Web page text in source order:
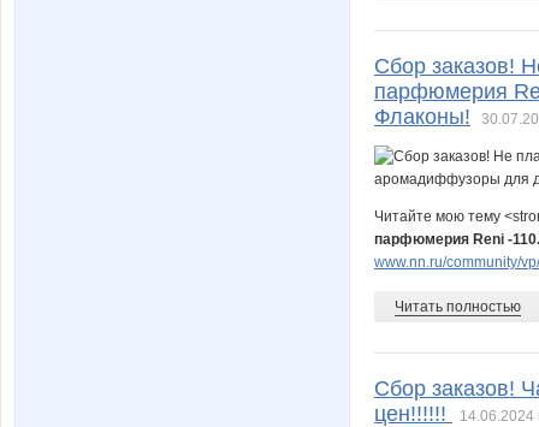
Сбор заказов!
парфюмерия
Флаконы!
Читайте мою тему
парфюмерия Reni -
www.nn.ru/community/
Читать полностью
Сбор заказов!
цен!!!!!!
14.06.2024